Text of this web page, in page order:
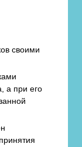
своими
а при его